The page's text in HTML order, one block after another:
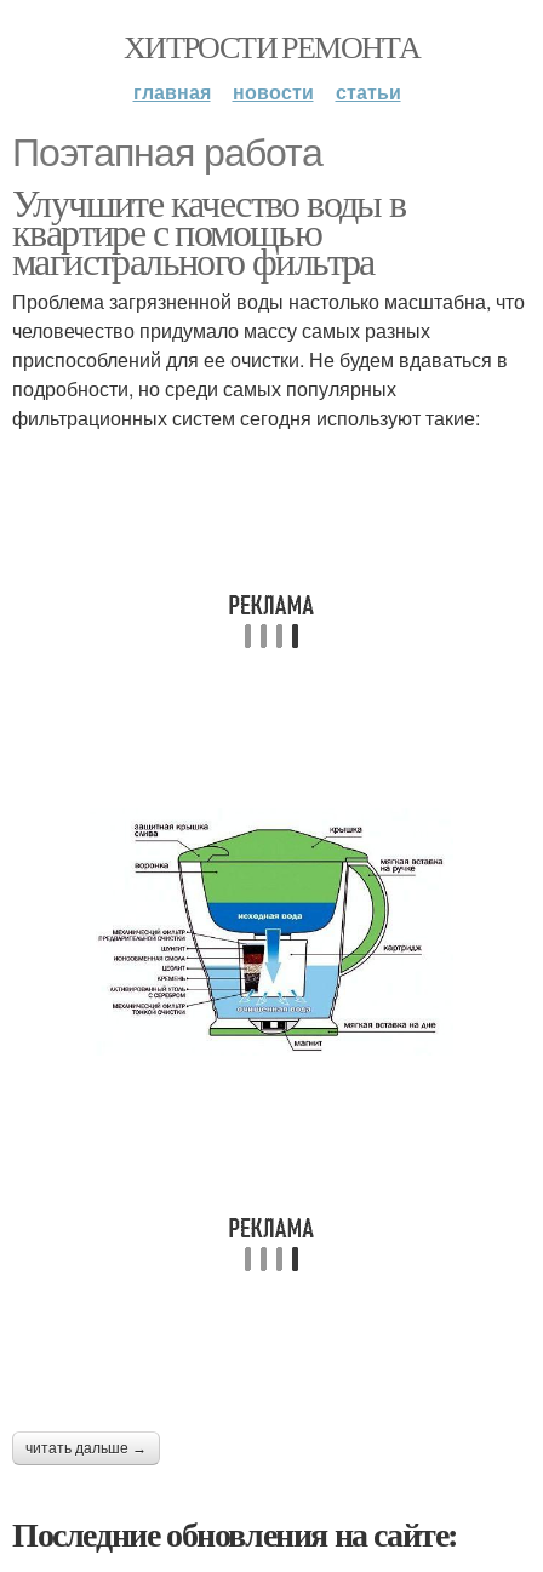
ХИТРОСТИ РЕМОНТА
главная новости статьи
Поэтапная работа
Улучшите качество воды в
квартире с помощью
магистрального фильтра
Проблема загрязненной воды настолько масштабна, что
человечество придумало массу самых разных
приспособлений для ее очистки. Не будем вдаваться в
подробности, но среди самых популярных
фильтрационных систем сегодня используют такие:
читать дальше →
Последние обновления на сайте: